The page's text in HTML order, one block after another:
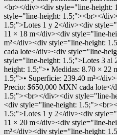
<br></div><div style="line-height:
style="line-height: 1.5;"><br></
1.5;">Lotes 1 y 2</div><div
11 × 18 m</div><div style="line-
m²</div><div style="line-height:
cada lote</div><div style="line-
style="line-height: 1.5;">Lotes 3
height: 1.5;">• Medidas: 8.70 × 22
1.5;">• Superficie: 239.40 m²</
Precio: $650,000 MXN cada
1.5;"><br></div><div style="line-
<div style="line-height:
1.5;">Lotes 1 y 2</div><div
11 × 20 m</div><div style="line-
m²</div><div style="line-height: